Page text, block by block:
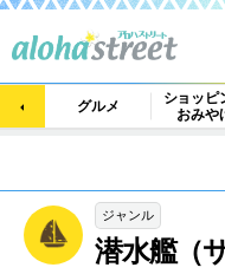
グルメ
ショッピ
おみや
ジャンル
潜水艦（